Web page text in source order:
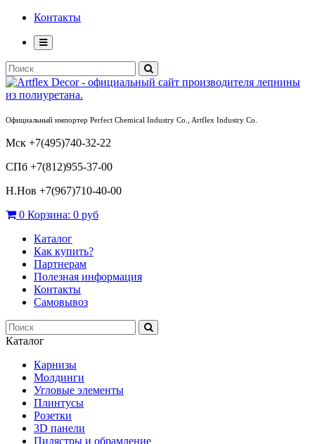
Контакты
Официальный импортер Perfect Chemical Industry Co., Artflex Industry Co.
Мск +7(495)740-32-22
СПб +7(812)955-37-00
Н.Нов +7(967)710-40-00
0 Корзина: 0 руб
Каталог
Как купить?
Партнерам
Полезная информация
Контакты
Самовывоз
Каталог
Карнизы
Молдинги
Угловые элементы
Плинтусы
Розетки
3D панели
Пилястры и обрамление